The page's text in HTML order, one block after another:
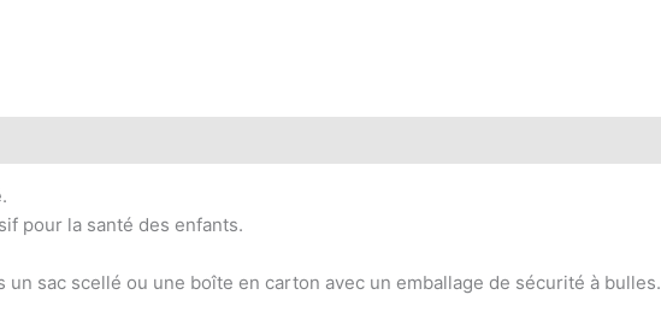
pour la santé des enfants.
un sac scellé ou une boîte en carton avec un emballage de sécurité à bulles.